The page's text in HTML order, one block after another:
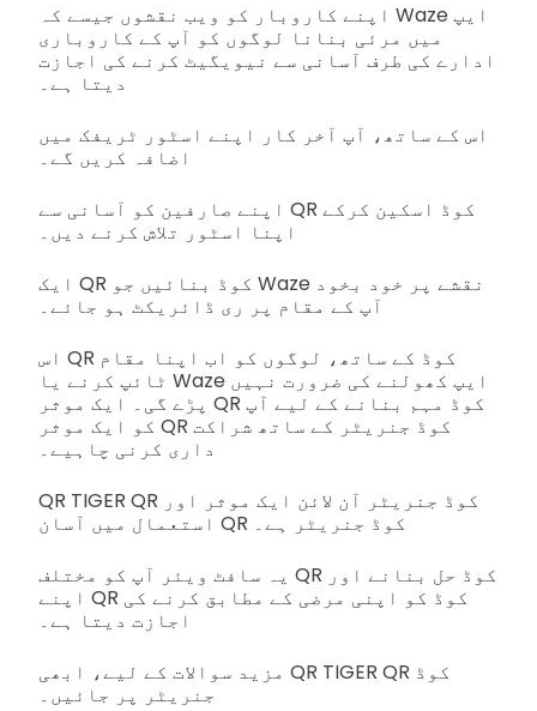
اپنے کاروبار کو ویب نقشوں جیسے کہ Waze ایپ
میں مرئی بنانا لوگوں کو آپ کے کاروباری
ادارے کی طرف آسانی سے نیویگیٹ کرنے کی اجازت
دیتا ہے۔
اس کے ساتھ، آپ آخر کار اپنے اسٹور ٹریفک میں
اضافہ کریں گے۔
اپنے صارفین کو آسانی سے QR کوڈ اسکین کرکے
اپنا اسٹور تلاش کرنے دیں۔
ایک QR کوڈ بنائیں جو Waze نقشے پر خود بخود
آپ کے مقام پر ری ڈائریکٹ ہو جائے۔
اس QR کوڈ کے ساتھ، لوگوں کو اب اپنا مقام
ٹائپ کرنے یا Waze ایپ کھولنے کی ضرورت نہیں
پڑے گی۔ ایک موثر QR کوڈ مہم بنانے کے لیے آپ
کو ایک موثر QR کوڈ جنریٹر کے ساتھ شراکت
داری کرنی چاہیے۔
QR TIGER QR کوڈ جنریٹر آن لائن ایک موثر اور
استعمال میں آسان QR کوڈ جنریٹر ہے۔
یہ سافٹ ویئر آپ کو مختلف QR کوڈ حل بنانے اور
اپنے QR کوڈ کو اپنی مرضی کے مطابق کرنے کی
اجازت دیتا ہے۔
مزید سوالات کے لیے، ابھی QR TIGER QR کوڈ
جنریٹر پر جائیں۔